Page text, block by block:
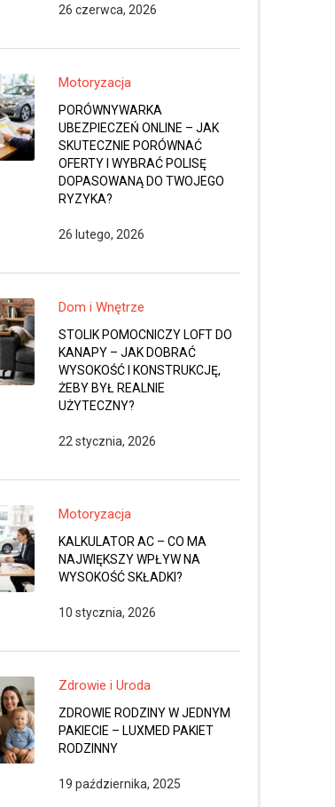
26 czerwca, 2026
Motoryzacja
PORÓWNYWARKA
UBEZPIECZEŃ ONLINE – JAK
SKUTECZNIE PORÓWNAĆ
OFERTY I WYBRAĆ POLISĘ
DOPASOWANĄ DO TWOJEGO
RYZYKA?
26 lutego, 2026
Dom i Wnętrze
STOLIK POMOCNICZY LOFT DO
KANAPY – JAK DOBRAĆ
WYSOKOŚĆ I KONSTRUKCJĘ,
ŻEBY BYŁ REALNIE
UŻYTECZNY?
22 stycznia, 2026
Motoryzacja
KALKULATOR AC – CO MA
NAJWIĘKSZY WPŁYW NA
WYSOKOŚĆ SKŁADKI?
10 stycznia, 2026
Zdrowie i Uroda
ZDROWIE RODZINY W JEDNYM
PAKIECIE – LUXMED PAKIET
RODZINNY
19 października, 2025